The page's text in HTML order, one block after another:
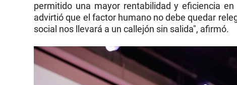
permitido una mayor rentabilidad y eficiencia
advirtió que el factor humano no debe quedar
social nos llevará a un callejón sin salida", afirmó.